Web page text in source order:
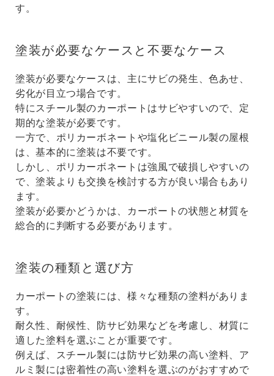
す。
塗装が必要なケースと不要なケース
塗装が必要なケースは、主にサビの発生、色あせ、
劣化が目立つ場合です。
特にスチール製のカーポートはサビやすいので、定
期的な塗装が必要です。
一方で、ポリカーボネートや塩化ビニール製の屋根
は、基本的に塗装は不要です。
しかし、ポリカーボネートは強風で破損しやすいの
で、塗装よりも交換を検討する方が良い場合もあり
ます。
塗装が必要かどうかは、カーポートの状態と材質を
総合的に判断する必要があります。
塗装の種類と選び方
カーポートの塗装には、様々な種類の塗料がありま
す。
耐久性、耐候性、防サビ効果などを考慮し、材質に
適した塗料を選ぶことが重要です。
例えば、スチール製には防サビ効果の高い塗料、ア
ルミ製には密着性の高い塗料を選ぶのがおすすめで